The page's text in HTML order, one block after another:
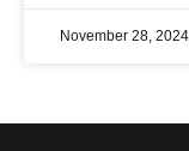
November 28, 2024